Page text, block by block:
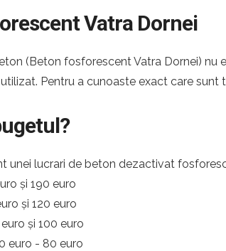
Vatra Dornei
(Beton fosforescent Vatra Dornei)
Pentru a cunoaste exact care
unei lucrari de beton dezactivat
și 190 euro
și 120 euro
și 100 euro
euro - 80 euro